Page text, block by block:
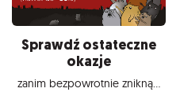
Sprawdź ostateczne
okazje
zanim bezpowrotnie znikną...